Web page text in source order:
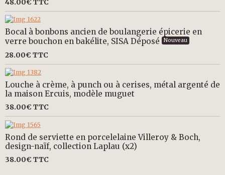
48.00€ TTC
Bocal à bonbons ancien de boulangerie épicerie en
verre bouchon en bakélite, SISA Déposé
Nouveau
28.00€ TTC
Louche à crème, à punch ou à cerises, métal argenté de
la maison Ercuis, modèle muguet
38.00€ TTC
Rond de serviette en porcelelaine Villeroy & Boch,
design-naïf, collection Laplau (x2)
38.00€ TTC